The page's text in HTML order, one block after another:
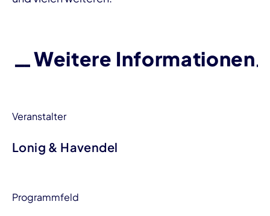
Weitere Informationen
Veranstalter
Lonig & Havendel
Programmfeld